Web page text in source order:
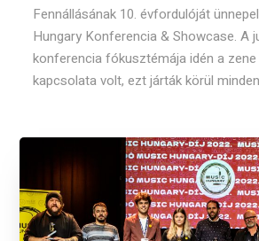
Fennállásának 10. évfordulóját
Hungary Konferencia & Showcase. A
konferencia fókusztémája idén a
kapcsolata volt, ezt járták körül